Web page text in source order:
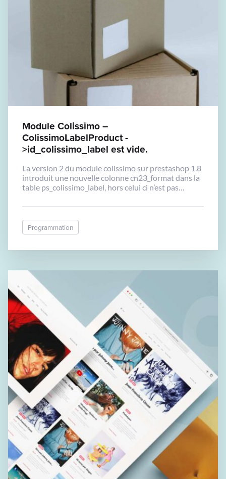
Module Colissimo –
ColissimoLabelProduct -
>id_colissimo_label est vide.
La version 2 du module colissimo sur prestashop 1.8
introduit une nouvelle colonne cn23_format dans la
table ps_colissimo_label, hors celui ci n’est pas
hookActionAdminOrdersTrackingNumberUpdate,
ColissimoLabelProduct->id_colissimo_label est vide.
Il suffit dans la fonction de rajouter cn23_format :
ext.'.$cn23Extension); if […]
Programmation